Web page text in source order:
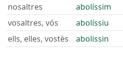
nosaltres
abolíssim
vosaltres, vós
abolíssiu
ells, elles, vostès
abolissin